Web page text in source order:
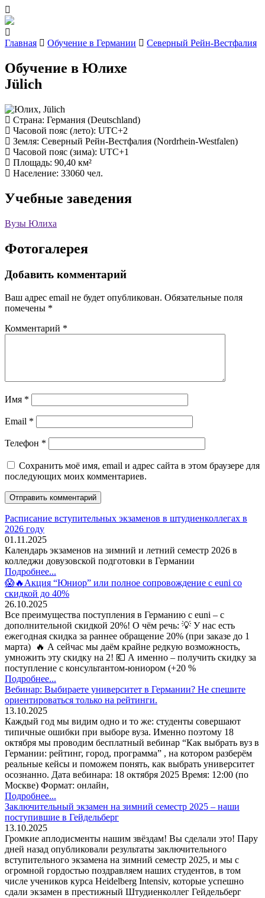
Главная Обучение в Германии Северный Рейн-Вестфалия
Обучение в Юлихе
Jülich
Страна: Германия (Deutschland)
Часовой пояс (лето): UTC+2
Земля: Северный Рейн-Вестфалия (Nordrhein-Westfalen)
Часовой пояс (зима): UTC+1
Площадь: 90,40 км²
Население: 33060 чел.
Учебные заведения
Вузы Юлиха
Фотогалерея
Добавить комментарий
Ваш адрес email не будет опубликован. Обязательные поля
помечены *
Комментарий *
Имя *
Email *
Телефон *
Сохранить моё имя, email и адрес сайта в этом браузере для
последующих моих комментариев.
Расписание вступительных экзаменов в штудиенколлегах в
2026 году
01.11.2025
Календарь экзаменов на зимний и летний семестр 2026 в
колледжи довузовской подготовки в Германии
Подробнее...
😱🔥Акция “Юниор” или полное сопровождение с euni со
скидкой до 40%
26.10.2025
Все преимущества поступления в Германию с euni – с
дополнительной скидкой 20%! О чём речь: 💡 У нас есть
ежегодная скидка за раннее обращение 20% (при заказе до 1
марта) 🔥 А сейчас мы даём крайне редкую возможность,
умножить эту скидку на 2! 💶 А именно – получить скидку за
поступление с консультантом-юниором (+20 %
Подробнее...
Вебинар: Выбираете университет в Германии? Не спешите
ориентироваться только на рейтинги.
13.10.2025
Каждый год мы видим одно и то же: студенты совершают
типичные ошибки при выборе вуза. Именно поэтому 18
октября мы проводим бесплатный вебинар “Как выбрать вуз в
Германии: рейтинг, город, программа” , на котором разберём
реальные кейсы и поможем понять, как выбрать университет
осознанно. Дата вебинара: 18 октября 2025 Время: 12:00 (по
Москве) Формат: онлайн,
Подробнее...
Заключительный экзамен на зимний семестр 2025 – наши
поступившие в Гейдельберг
13.10.2025
Громкие аплодисменты нашим звёздам! Вы сделали это! Пару
дней назад опубликовали результаты заключительного
вступительного экзамена на зимний семестр 2025, и мы с
огромной гордостью поздравляем наших студентов, в том
числе учеников курса Heidelberg Intensiv, которые успешно
сдали экзамен в престижный Штудиенколлег Гейдельберг